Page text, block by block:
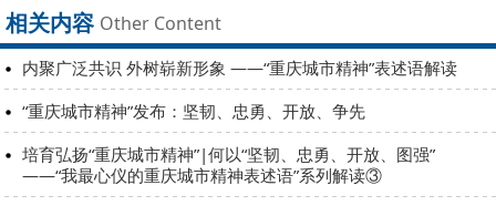
相关内容 Other Content
内聚广泛共识 外树崭新形象 ——“重庆城市精神”表述语解读
“重庆城市精神”发布：坚韧、忠勇、开放、争先
培育弘扬“重庆城市精神”|何以“坚韧、忠勇、开放、图强”
——“我最心仪的重庆城市精神表述语”系列解读③